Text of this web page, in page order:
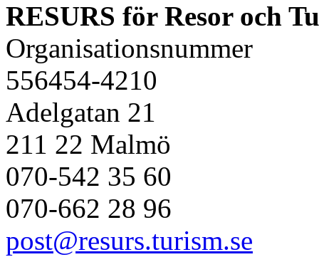
RESURS för Resor och
Organisationsnummer
556454-4210
Adelgatan 21
211 22 Malmö
070-542 35 60
070-662 28 96
post@resurs.turism.se